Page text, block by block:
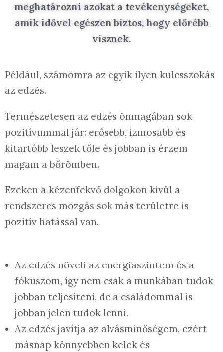
meghatározni azokat a tevékenységeket,
amik idővel egészen biztos, hogy előrébb
visznek.
Például, számomra az egyik ilyen kulcsszokás
az edzés.
Természetesen az edzés önmagában sok
pozitívummal jár: erősebb, izmosabb és
kitartóbb leszek tőle és jobban is érzem
magam a bőrömben.
Ezeken a kézenfekvő dolgokon kívül a
rendszeres mozgás sok más területre is
pozitív hatással van.
Az edzés növeli az energiaszintem és a
fókuszom, így nem csak a munkában tudok
jobban teljesíteni, de a családommal is
jobban jelen tudok lenni.
Az edzés javítja az alvásminőségem, ezért
másnap könnyebben kelek és